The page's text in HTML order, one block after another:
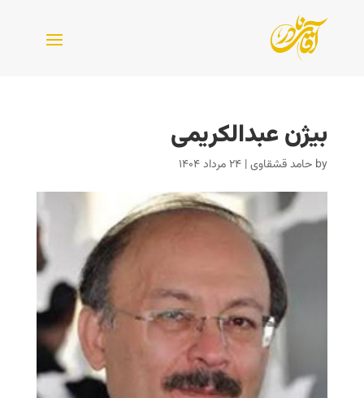
بیژن عبدالکریمی
by حامد قشقاوی| ۲۴ مرداد ۱۴۰۴